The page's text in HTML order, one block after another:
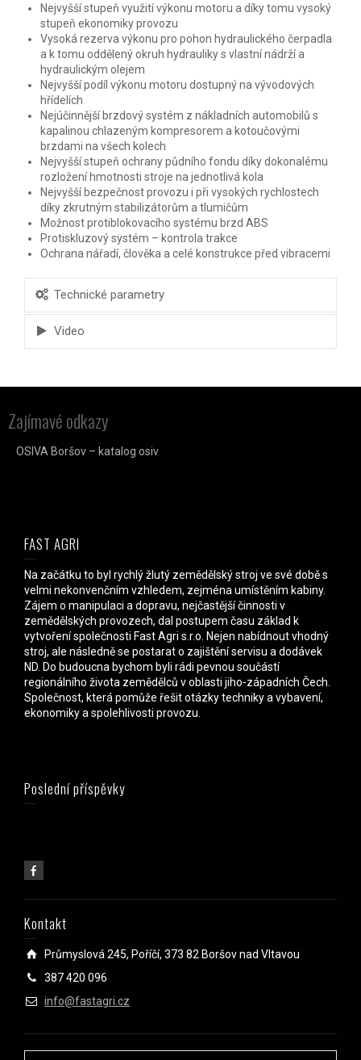
Nejvyšší stupeň využití výkonu motoru a díky tomu vysoký
stupeň ekonomiky provozu
Vysoká rezerva výkonu pro pohon hydraulického čerpadla
a k tomu oddělený okruh hydrauliky s vlastní nádrží a
hydraulickým olejem
Nejvyšší podíl výkonu motoru dostupný na vývodových
hřídelích
Nejúčinnější brzdový systém z nákladních automobilů s
kapalinou chlazeným kompresorem a kotoučovými
brzdami na všech kolech
Nejvyšší stupeň ochrany půdního fondu díky dokonalému
rozložení hmotnosti stroje na jednotlivá kola
Nejvyšší bezpečnost provozu i při vysokých rychlostech
díky zkrutným stabilizátorům a tlumičům
Možnost protiblokovacího systému brzd ABS
Protiskluzový systém – kontrola trakce
Ochrana nářadí, člověka a celé konstrukce před vibracemi
Technické parametry
Video
Zajímavé odkazy
OSIVA Boršov – katalog osiv
FAST AGRI
Na začátku to byl rychlý žlutý zemědělský stroj ve své době s
velmi nekonvenčním vzhledem, zejména umístěním kabiny.
Zájem o manipulaci a dopravu, nejčastější činnosti v
zemědělských provozech, dal postupem času základ k
vytvoření společnosti Fast Agri s.r.o. Nejen nabídnout vhodný
stroj, ale následně se postarat o zajištění servisu a dodávek
ND. Do budoucna bychom byli rádi pevnou součástí
regionálního života zemědělců v oblasti jiho-západních Čech.
Společnost, která pomůže řešit otázky techniky a vybavení,
ekonomiky a spolehlivosti provozu.
Poslední příspěvky
Kontakt
Průmyslová 245, Poříčí, 373 82 Boršov nad Vltavou
387 420 096
info@fastagri.cz